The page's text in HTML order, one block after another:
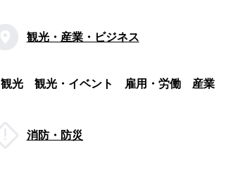
観光・産業・ビジネス
観光 観光・イベント 雇用・労働 産業
消防・防災